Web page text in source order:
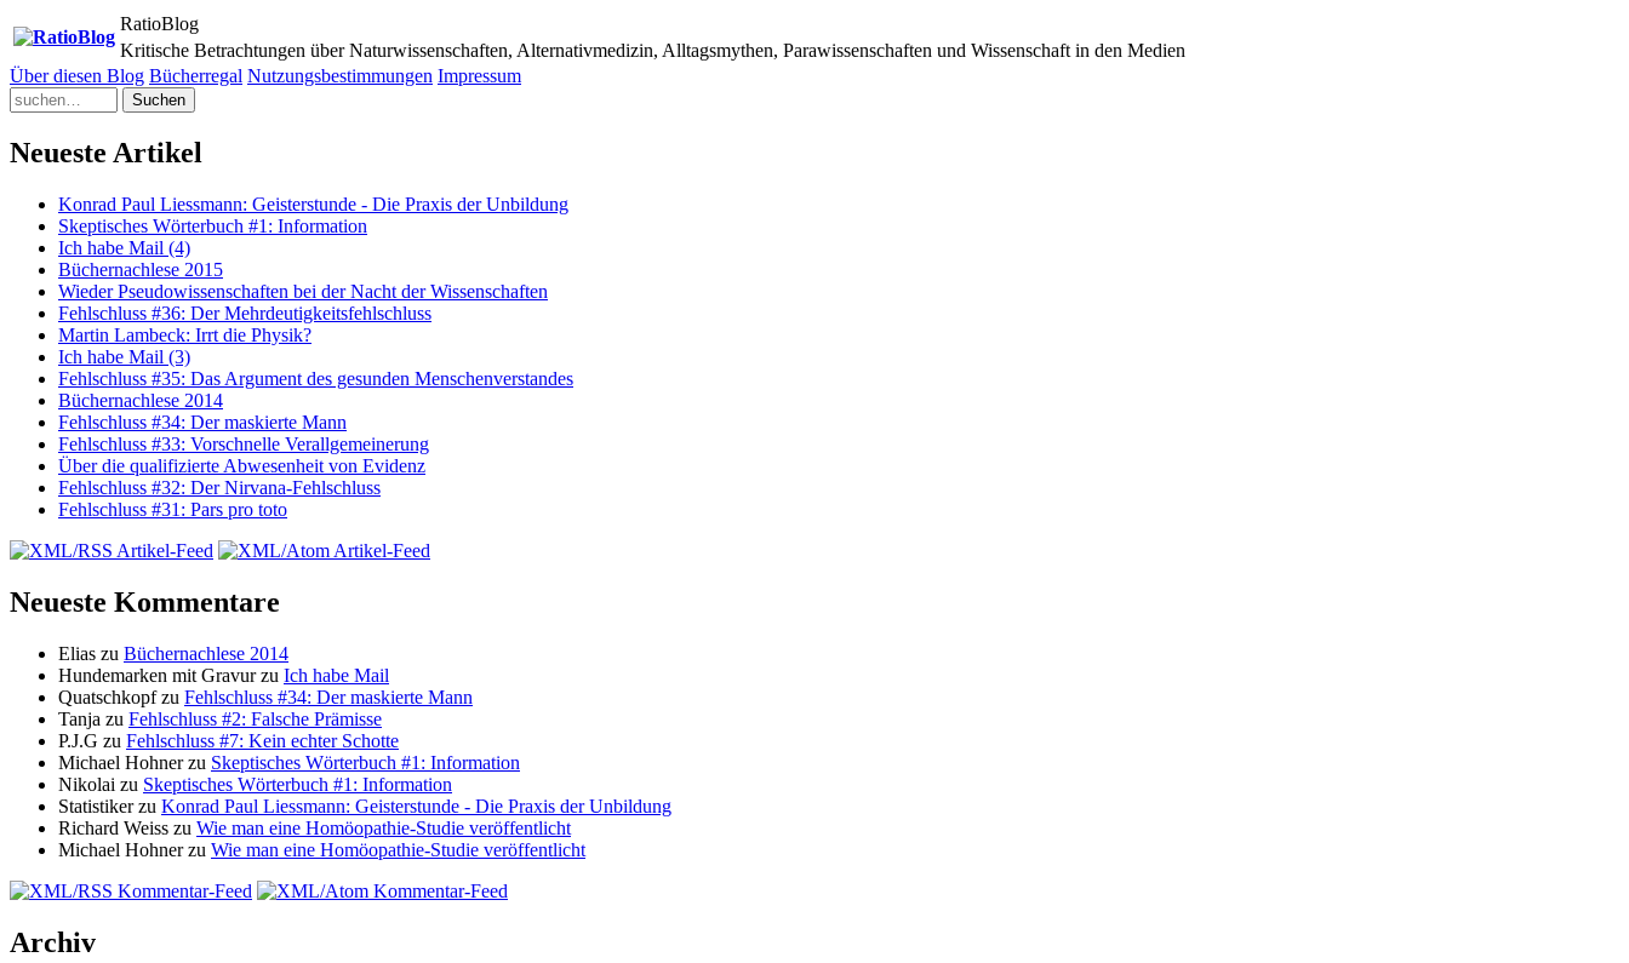
RatioBlog
Kritische Betrachtungen über Naturwissenschaften, Alternativmedizin, Alltagsmythen, Parawissenschaften und Wissenschaft in den Medien
Über diesen Blog Bücherregal Nutzungsbestimmungen Impressum
Suchen
Neueste Artikel
Konrad Paul Liessmann: Geisterstunde - Die Praxis der Unbildung
Skeptisches Wörterbuch #1: Information
Ich habe Mail (4)
Büchernachlese 2015
Wieder Pseudowissenschaften bei der Nacht der Wissenschaften
Fehlschluss #36: Der Mehrdeutigkeitsfehlschluss
Martin Lambeck: Irrt die Physik?
Ich habe Mail (3)
Fehlschluss #35: Das Argument des gesunden Menschenverstandes
Büchernachlese 2014
Fehlschluss #34: Der maskierte Mann
Fehlschluss #33: Vorschnelle Verallgemeinerung
Über die qualifizierte Abwesenheit von Evidenz
Fehlschluss #32: Der Nirvana-Fehlschluss
Fehlschluss #31: Pars pro toto
Neueste Kommentare
Elias zu Büchernachlese 2014
Hundemarken mit Gravur zu Ich habe Mail
Quatschkopf zu Fehlschluss #34: Der maskierte Mann
Tanja zu Fehlschluss #2: Falsche Prämisse
P.J.G zu Fehlschluss #7: Kein echter Schotte
Michael Hohner zu Skeptisches Wörterbuch #1: Information
Nikolai zu Skeptisches Wörterbuch #1: Information
Statistiker zu Konrad Paul Liessmann: Geisterstunde - Die Praxis der Unbildung
Richard Weiss zu Wie man eine Homöopathie-Studie veröffentlicht
Michael Hohner zu Wie man eine Homöopathie-Studie veröffentlicht
Archiv